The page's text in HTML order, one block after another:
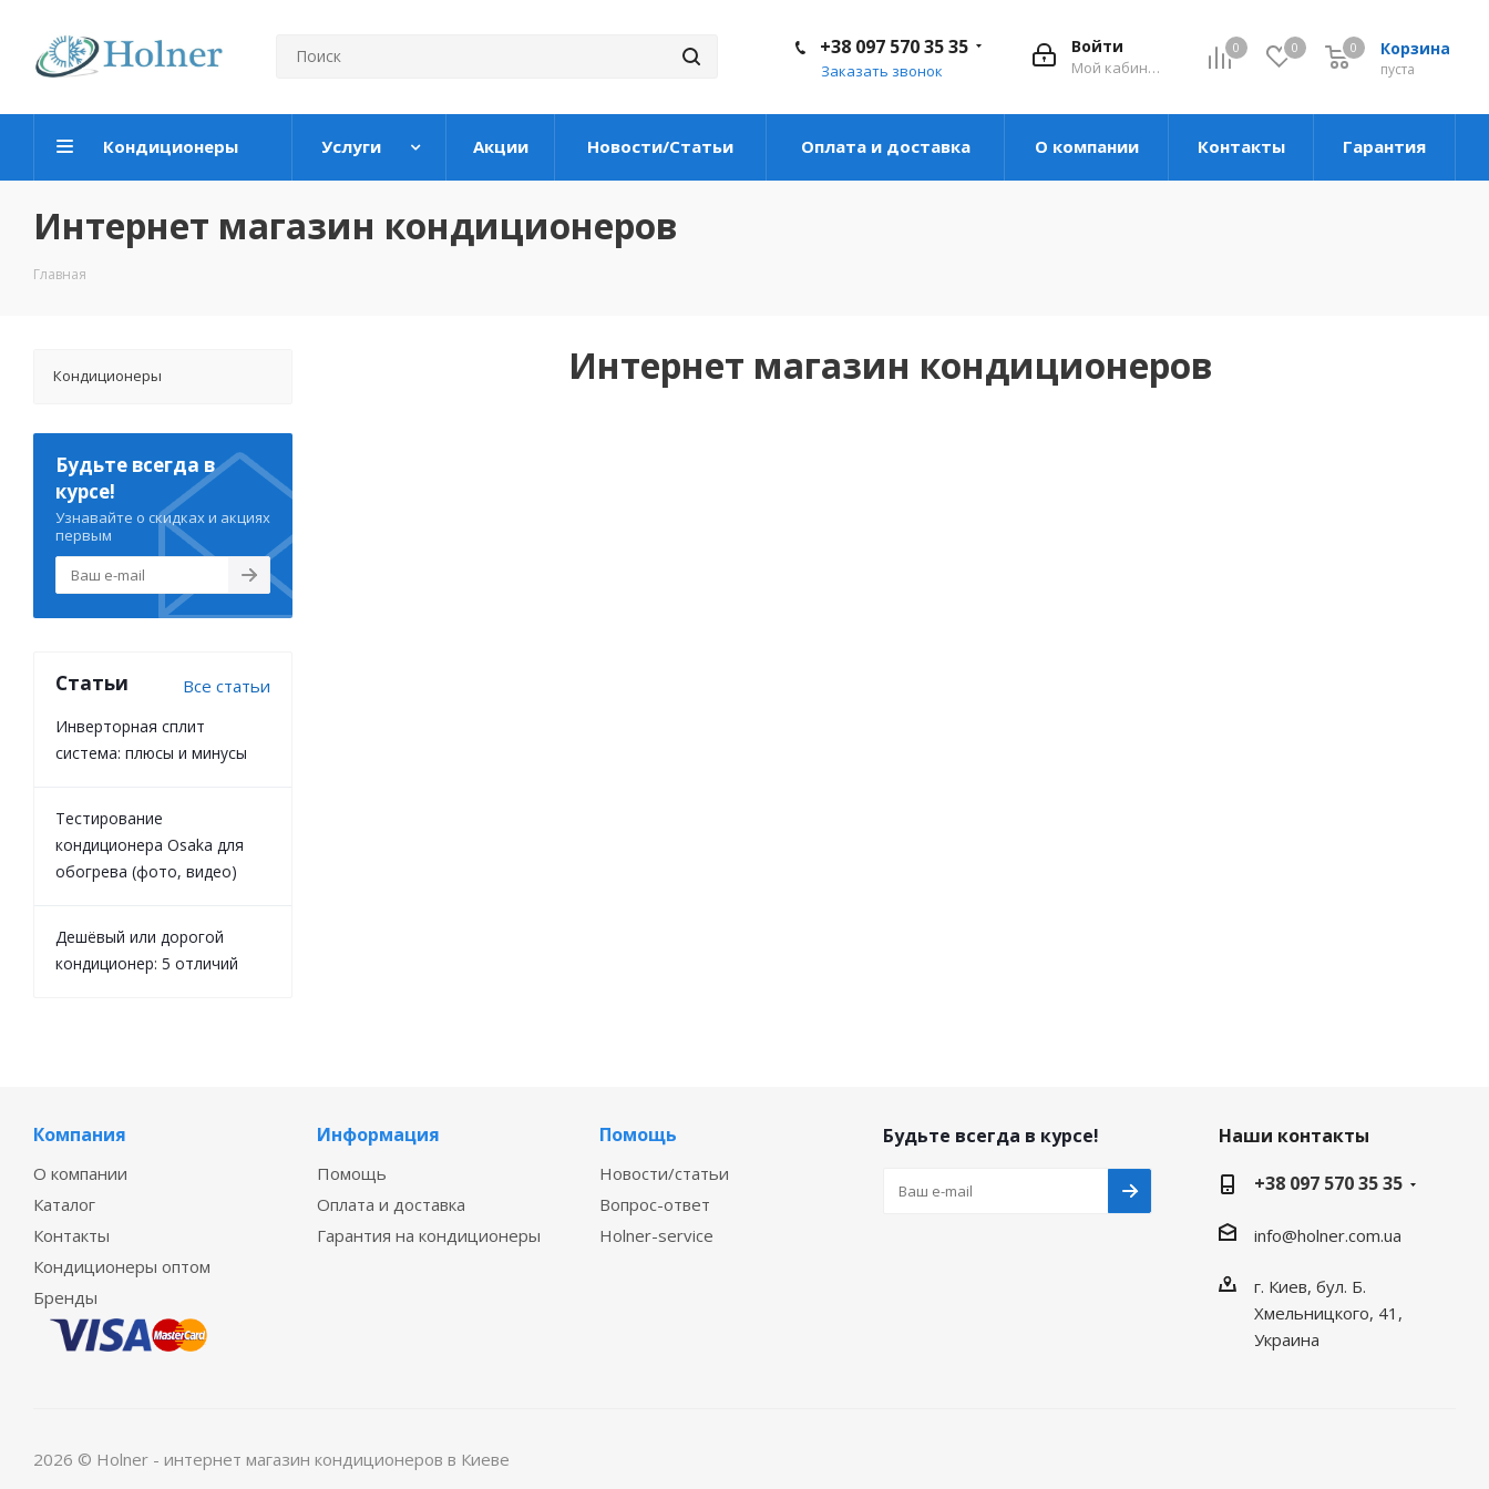
0 0 Корзина
пуста
0
Войти
Мой кабинет
+38 097 570 35 35
Заказать звонок
Кондиционеры Услуги Акции Новости/Статьи Оплата и доставка О компании Контакты Гарантия
Интернет магазин кондиционеров
Главная
Интернет магазин кондиционеров
Кондиционеры
Будьте всегда в
курсе!
Узнавайте о скидках и акциях
первым
Статьи Все статьи
Инверторная сплит
система: плюсы и минусы
Тестирование
кондиционера Osaka для
обогрева (фото, видео)
Дешёвый или дорогой
кондиционер: 5 отличий
Компания
О компании
Каталог
Контакты
Кондиционеры оптом
Бренды
Информация
Помощь
Оплата и доставка
Гарантия на кондиционеры
Помощь
Новости/статьи
Вопрос-ответ
Holner-service
Будьте всегда в курсе!
Наши контакты
+38 097 570 35 35
info@holner.com.ua
г. Киев, бул. Б.
Хмельницкого, 41,
Украина
2026 © Holner - интернет магазин кондиционеров в Киеве